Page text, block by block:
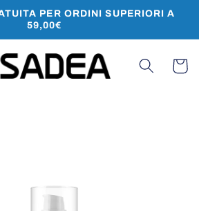
PER ORDINI SUPERIORI A
59,00€
Carrello